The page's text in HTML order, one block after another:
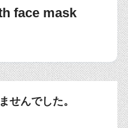
face mask
せんでした。